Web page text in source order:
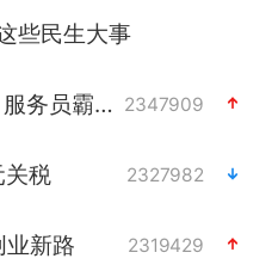
些民生大事
顾客结账把钱扔地上 服务员霸气扔回 2347909
税 2327982
业新路 2319429